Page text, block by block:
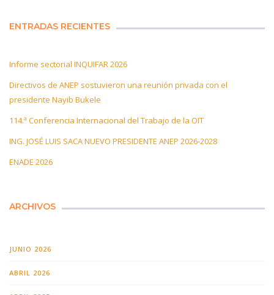
ENTRADAS RECIENTES
Informe sectorial INQUIFAR 2026
Directivos de ANEP sostuvieron una reunión privada con el
presidente Nayib Bukele
114.ª Conferencia Internacional del Trabajo de la OIT
ING. JOSÉ LUIS SACA NUEVO PRESIDENTE ANEP 2026-2028
ENADE 2026
ARCHIVOS
JUNIO 2026
ABRIL 2026